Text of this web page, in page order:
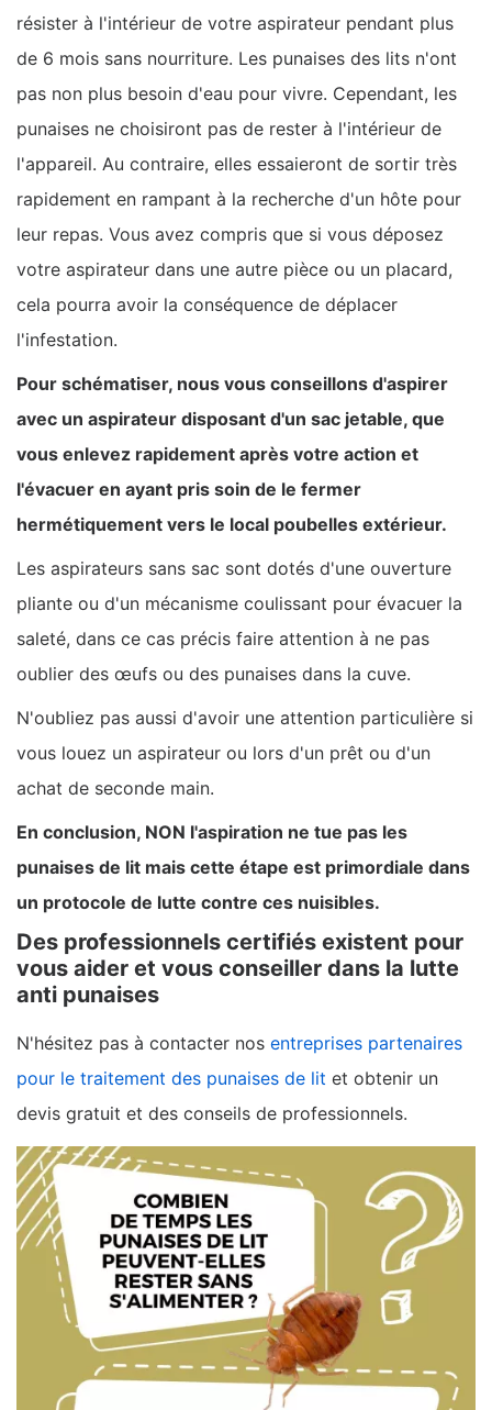
résister à l'intérieur de votre aspirateur pendant plus
de 6 mois sans nourriture. Les punaises des lits n'ont
pas non plus besoin d'eau pour vivre. Cependant, les
punaises ne choisiront pas de rester à l'intérieur de
l'appareil. Au contraire, elles essaieront de sortir très
rapidement en rampant à la recherche d'un hôte pour
leur repas. Vous avez compris que si vous déposez
votre aspirateur dans une autre pièce ou un placard,
cela pourra avoir la conséquence de déplacer
l'infestation.
Pour schématiser, nous vous conseillons d'aspirer
avec un aspirateur disposant d'un sac jetable, que
vous enlevez rapidement après votre action et
l'évacuer en ayant pris soin de le fermer
hermétiquement vers le local poubelles extérieur.
Les aspirateurs sans sac sont dotés d'une ouverture
pliante ou d'un mécanisme coulissant pour évacuer la
saleté, dans ce cas précis faire attention à ne pas
oublier des œufs ou des punaises dans la cuve.
N'oubliez pas aussi d'avoir une attention particulière si
vous louez un aspirateur ou lors d'un prêt ou d'un
achat de seconde main.
En conclusion, NON l'aspiration ne tue pas les
punaises de lit mais cette étape est primordiale dans
un protocole de lutte contre ces nuisibles.
Des professionnels certifiés existent pour
vous aider et vous conseiller dans la lutte
anti punaises
N'hésitez pas à contacter nos entreprises partenaires
pour le traitement des punaises de lit et obtenir un
devis gratuit et des conseils de professionnels.